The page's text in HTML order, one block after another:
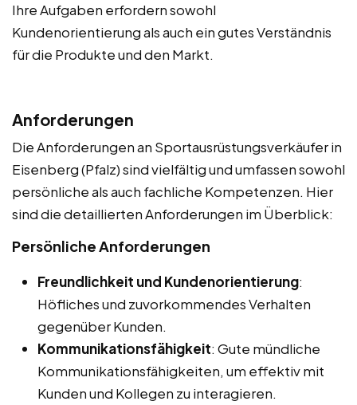
Ihre Aufgaben erfordern sowohl
Kundenorientierung als auch ein gutes Verständnis
für die Produkte und den Markt.
Anforderungen
Die Anforderungen an Sportausrüstungsverkäufer in
Eisenberg (Pfalz) sind vielfältig und umfassen sowohl
persönliche als auch fachliche Kompetenzen. Hier
sind die detaillierten Anforderungen im Überblick:
Persönliche Anforderungen
Freundlichkeit und Kundenorientierung:
Höfliches und zuvorkommendes Verhalten
gegenüber Kunden.
Kommunikationsfähigkeit: Gute mündliche
Kommunikationsfähigkeiten, um effektiv mit
Kunden und Kollegen zu interagieren.